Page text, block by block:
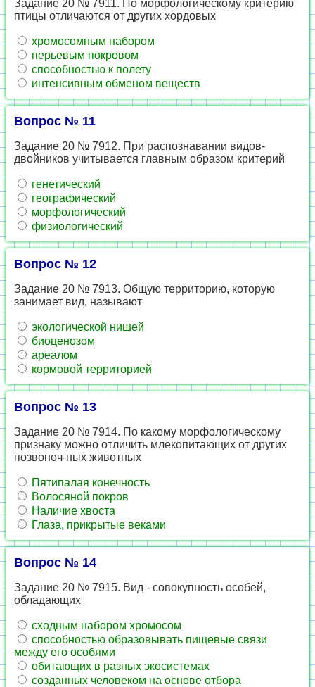
Задание 20 № 7911. По морфологическому критерию
птицы отличаются от других хордовых
хромосомным набором
перьевым покровом
способностью к полету
интенсивным обменом веществ
Вопрос № 11
Задание 20 № 7912. При распознавании видов-
двойников учитывается главным образом критерий
генетический
географический
морфологический
физиологический
Вопрос № 12
Задание 20 № 7913. Общую территорию, которую
занимает вид, называют
экологической нишей
биоценозом
ареалом
кормовой территорией
Вопрос № 13
Задание 20 № 7914. По какому морфологическому
признаку можно отличить млекопитающих от других
позвоноч-ных животных
Пятипалая конечность
Волосяной покров
Наличие хвоста
Глаза, прикрытые веками
Вопрос № 14
Задание 20 № 7915. Вид - совокупность особей,
обладающих
сходным набором хромосом
способностью образовывать пищевые связи
между его особями
обитающих в разных экосистемах
созданных человеком на основе отбора